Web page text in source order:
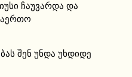
ჩაუვარდა და
შენ უნდა უხდიდე